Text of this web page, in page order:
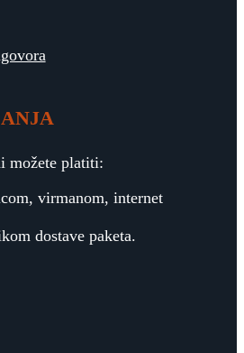
možete platiti:
virmanom, internet
dostave paketa.